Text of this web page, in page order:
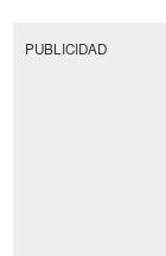
PUBLICIDAD